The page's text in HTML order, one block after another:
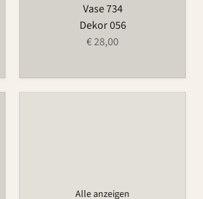
Vase 734
Dekor 056
€ 28,00
Alle anzeigen